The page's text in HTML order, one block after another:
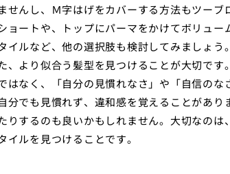
せんし、Ｍ字はげをカバーする方法もツー
ョートや、トップにパーマをかけてボリュ
イルなど、他の選択肢も検討してみましょ
、より似合う髪型を見つけることが大切で
はなく、「自分の見慣れなさ」や「自信の
分でも見慣れず、違和感を覚えることがあ
りするのも良いかもしれません。大切なの
イルを見つけることです。